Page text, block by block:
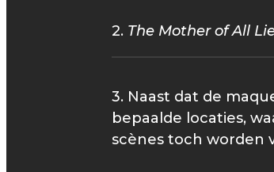
2. The Mother of All
3. Naast dat de
bepaalde locaties,
scènes toch worden